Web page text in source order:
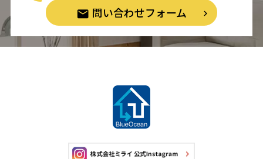
問い合わせフォーム